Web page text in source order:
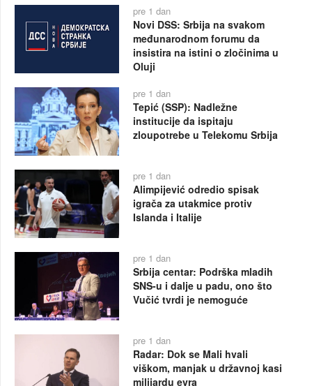
pre 1 dan
Novi DSS: Srbija na svakom
međunarodnom forumu da
insistira na istini o zločinima u
Oluji
pre 1 dan
Tepić (SSP): Nadležne
institucije da ispitaju
zloupotrebe u Telekomu Srbija
pre 1 dan
Alimpijević odredio spisak
igrača za utakmice protiv
Islanda i Italije
pre 1 dan
Srbija centar: Podrška mladih
SNS-u i dalje u padu, ono što
Vučić tvrdi je nemoguće
pre 1 dan
Radar: Dok se Mali hvali
viškom, manjak u državnoj kasi
milijardu evra